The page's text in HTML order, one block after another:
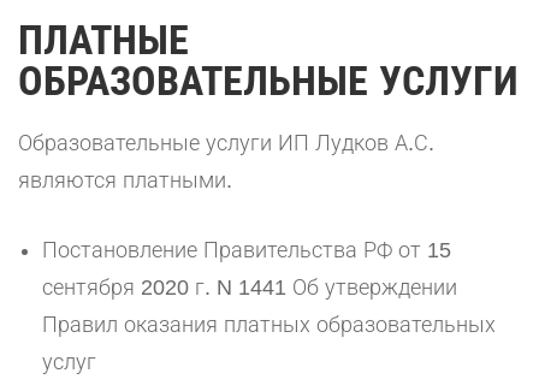
ПЛАТНЫЕ
ОБРАЗОВАТЕЛЬНЫЕ УСЛУГИ
Образовательные услуги ИП Лудков А.С.
являются платными.
Постановление Правительства РФ от 15
сентября 2020 г. N 1441 Об утверждении
Правил оказания платных образовательных
услуг